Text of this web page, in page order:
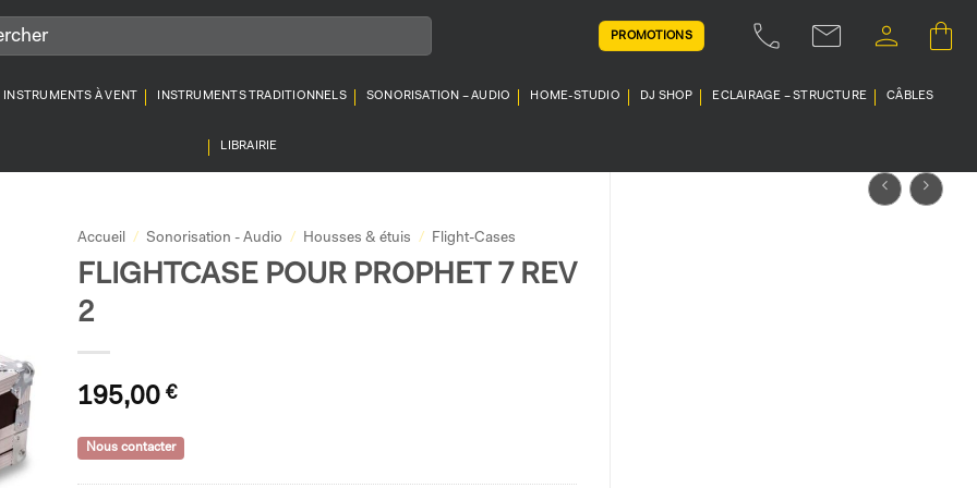
PROMOTIONS
INSTRUMENTS À VENT INSTRUMENTS TRADITIONNELS SONORISATION – AUDIO HOME-STUDIO DJ SHOP ECLAIRAGE – STRUCTURE CÂBLES
LIBRAIRIE
Accueil / Sonorisation - Audio / Housses & étuis / Flight-Cases
FLIGHTCASE POUR PROPHET 7 REV
2
195,00 €
Nous contacter